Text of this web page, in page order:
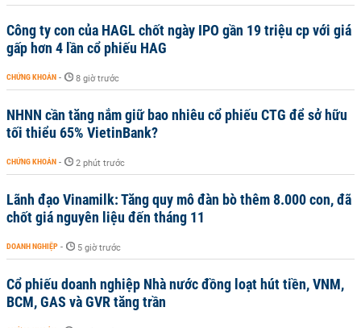
Công ty con của HAGL chốt ngày IPO gần 19 triệu cp với giá
gấp hơn 4 lần cổ phiếu HAG
CHỨNG KHOÁN - 8 giờ trước
NHNN cần tăng nắm giữ bao nhiêu cổ phiếu CTG để sở hữu
tối thiểu 65% VietinBank?
CHỨNG KHOÁN - 2 phút trước
Lãnh đạo Vinamilk: Tăng quy mô đàn bò thêm 8.000 con, đã
chốt giá nguyên liệu đến tháng 11
DOANH NGHIỆP - 5 giờ trước
Cổ phiếu doanh nghiệp Nhà nước đồng loạt hút tiền, VNM,
BCM, GAS và GVR tăng trần